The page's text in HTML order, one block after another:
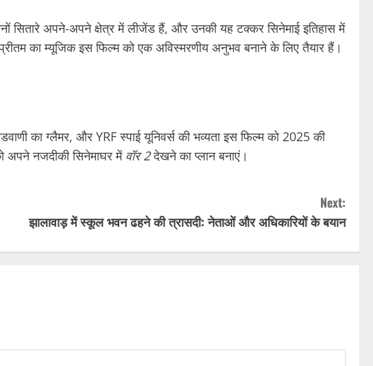
सितारे अपने-अपने क्षेत्र में लीजेंड हैं, और उनकी यह टक्कर सिनेमाई इतिहास में
का म्यूजिक इस फिल्म को एक अविस्मरणीय अनुभव बनाने के लिए तैयार हैं।
का ग्लैमर, और YRF स्पाई यूनिवर्स की भव्यता इस फिल्म को 2025 की
अपने नजदीकी सिनेमाघर में वॉर 2देखने का प्लान बनाएं।
Next:
झालावाड़ में स्कूल भवन ढहने की त्रासदी: नेताओं और अधिकारियों के बयान